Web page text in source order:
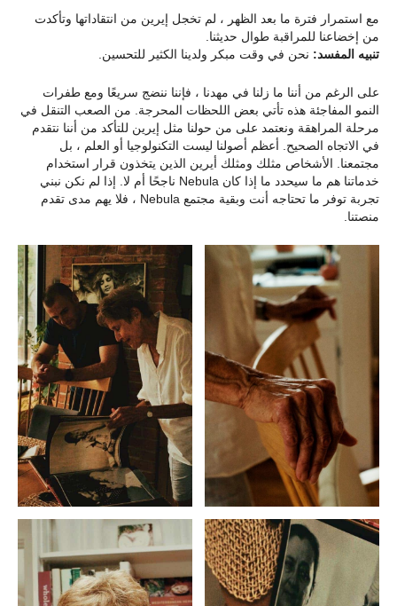
مع استمرار فترة ما بعد الظهر ، لم تخجل إيرين من انتقاداتها وتأكدت
من إخضاعنا للمراقبة طوال حديثنا.
تنبيه المفسد: نحن في وقت مبكر ولدينا الكثير للتحسين.
على الرغم من أننا ما زلنا في مهدنا ، فإننا ننضج سريعًا ومع طفرات
النمو المفاجئة هذه تأتي بعض اللحظات المحرجة. من الصعب التنقل في
مرحلة المراهقة ونعتمد على من حولنا مثل إيرين للتأكد من أننا نتقدم
في الاتجاه الصحيح. أعظم أصولنا ليست التكنولوجيا أو العلم ، بل
مجتمعنا. الأشخاص مثلك ومثلك أيرين الذين يتخذون قرار استخدام
خدماتنا هم ما سيحدد ما إذا كان Nebula ناجحًا أم لا. إذا لم نكن نبني
تجربة توفر ما تحتاجه أنت وبقية مجتمع Nebula ، فلا يهم مدى تقدم
منصتنا.